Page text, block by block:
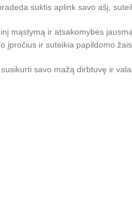
suktis aplink savo ašį,
mąstymą ir atsakomybės
įpročius ir suteikia papildomo
savo mažą dirbtuvę ir